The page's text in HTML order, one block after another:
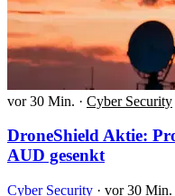
vor 30 Min. · Cyber Security
DroneShield Aktie:
AUD gesenkt
Cyber Security · vor 30 Min.